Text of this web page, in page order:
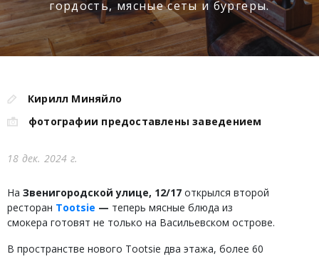
гордость, мясные сеты и бургеры.
Кирилл Миняйло
фотографии предоставлены заведением
18 дек. 2024 г.
На Звенигородской улице, 12/17 открылся второй
ресторан Tootsie — теперь мясные блюда из
смокера готовят не только на Васильевском острове.
В пространстве нового Tootsie два этажа, более 60